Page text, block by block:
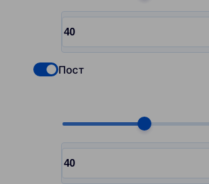
Choose quantity, pcs
Input quantity, pcs
Check if you want to select
Пост
Choose quantity, pcs
Input quantity, pcs